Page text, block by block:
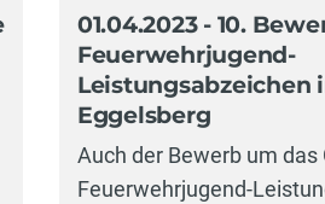
01.04.2023 - 10.
Feuerwehrjugend-
Leistungsabzeichen
Eggelsberg
Auch der Bewerb um das
Feuerwehrjugend-